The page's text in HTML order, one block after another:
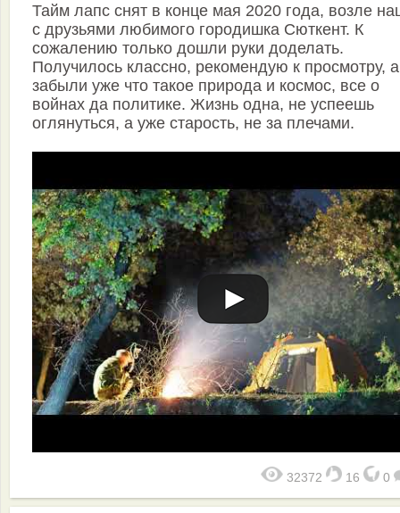
Тайм лапс снят в конце мая 2020 года, возле
с друзьями любимого городишка Сюткент. К
сожалению только дошли руки доделать.
Получилось классно, рекомендую к просмотру,
забыли уже что такое природа и космос, все о
войнах да политике. Жизнь одна, не успеешь
оглянуться, а уже старость, не за плечами.
32372 16 0